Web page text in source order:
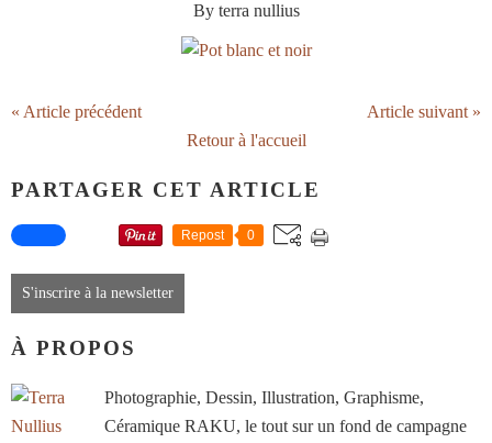
By terra nullius
« Article précédent
Article suivant »
Retour à l'accueil
PARTAGER CET ARTICLE
Repost 0
S'inscrire à la newsletter
À PROPOS
Photographie, Dessin, Illustration, Graphisme,
Céramique RAKU, le tout sur un fond de campagne